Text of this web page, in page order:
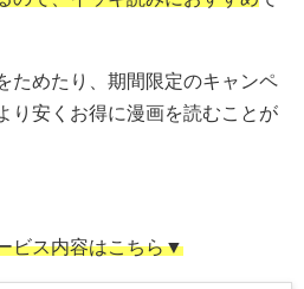
ためたり、期間限定のキャンペ
り安くお得に漫画を読むことが
ビス内容はこちら▼